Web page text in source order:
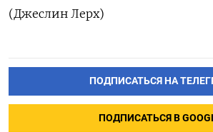
(Джеслин Лерх)
ПОДПИСАТЬСЯ НА
ПОДПИСАТЬСЯ В